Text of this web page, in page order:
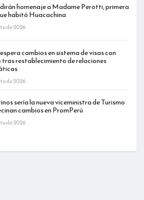
homenaje a Madame Perotti, primera
habitó Huacachina
de 2026
cambios en sistema de visas con
restablecimiento de relaciones
de 2026
sería la nueva viceministra de Turismo
cambios en PromPerú
de 2026